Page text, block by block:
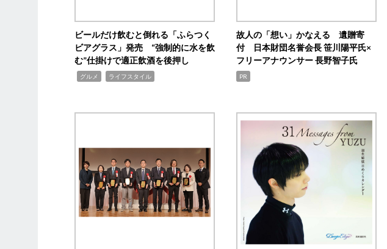
ビールだけ飲むと倒れる「ふらつく
ビアグラス」発売 “強制的に水を飲
む”仕掛けで適正飲酒を後押し
グルメ ライフスタイル
故人の「想い」かなえる 遺贈寄
付 日本財団名誉会長 笹川陽平氏×
フリーアナウンサー 長野智子氏
PR